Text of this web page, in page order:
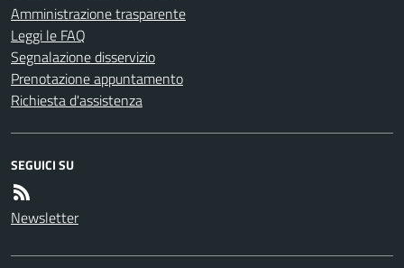
Amministrazione trasparente
Leggi le FAQ
Segnalazione disservizio
Prenotazione appuntamento
Richiesta d'assistenza
SEGUICI SU
Newsletter